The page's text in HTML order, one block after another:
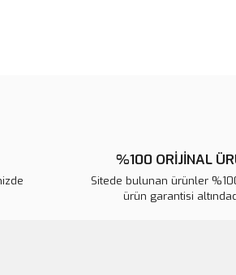
%100 ORİJİNAL
Sitede bulunan ürünler
ürün garantisi